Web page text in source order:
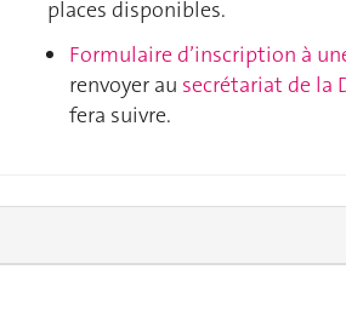
places disponibles.
Formulaire d’inscription à
renvoyer au secrétariat de la
fera suivre.